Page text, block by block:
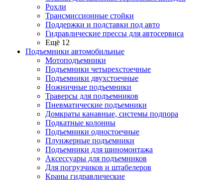
Рохли
Трансмиссионные стойки
Поддержки и подставки под авто
Гидравлические прессы для автосервиса
Ещё 12
Подъемники автомобильные
Мотоподъемники
Подъемники четырехстоечные
Подъемники двухстоечные
Ножничные подъемники
Траверсы для подъемников
Пневматические подъемники
Домкраты канавные, системы подпора
Подкатные колонны
Подъемники одностоечные
Плунжерные подъемники
Подъемники для шиномонтажа
Аксессуары для подъемников
Для погрузчиков и штабелеров
Краны гидравлические